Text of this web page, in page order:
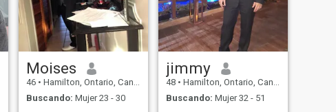
Moises
46 • Hamilton, Ontario, Canadá
Buscando: Mujer 23 - 30
jimmy
48 • Hamilton, Ontario, Canadá
Buscando: Mujer 32 - 51